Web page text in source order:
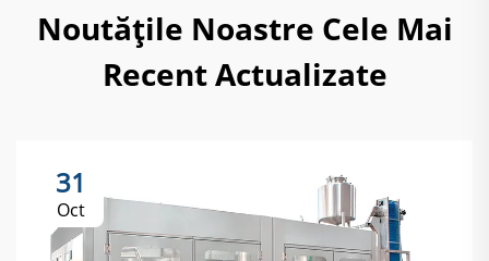
Noutățile Noastre Cele Mai
Recent Actualizate
31
Oct